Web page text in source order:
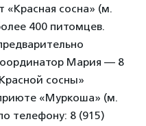
«Красная сосна» (м.
400 питомцев.
Мария — 8
сосны»
«Муркоша» (м.
телефону: 8 (915)